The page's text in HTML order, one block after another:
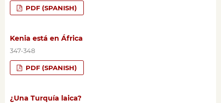
PDF (SPANISH)
Kenia está en África
347-348
PDF (SPANISH)
¿Una Turquía laica?